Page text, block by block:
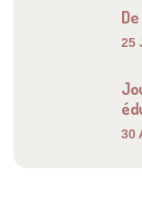
25
30